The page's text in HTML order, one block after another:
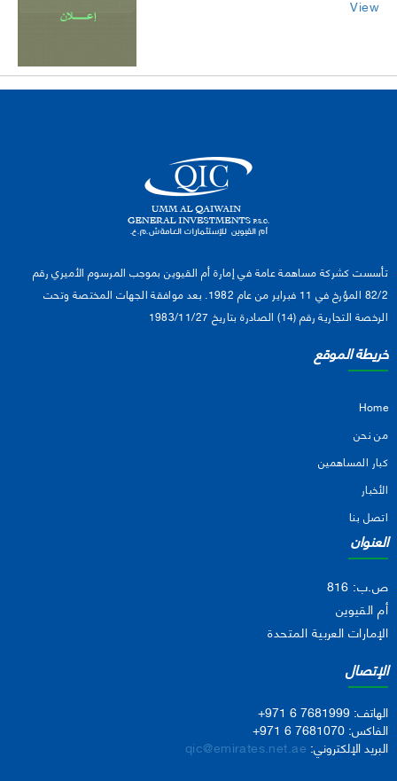
View
تأسست كشركة مساهمة عامة في إمارة أم القيوين بموجب المرسوم الأميري رقم
82/2 المؤرخ في 11 فبراير من عام 1982. بعد موافقة الجهات المختصة وتحت
الرخصة التجارية رقم (14) الصادرة بتاريخ 1983/11/27
خريطة الموقع
Home
من نحن
كبار المساهمين
الأخبار
اتصل بنا
العنوان
ص.ب: 816
أم القيوين
الإمارات العربية المتحدة
الإتصال
الهاتف: +971 6 7681999
الفاكس: +971 6 7681070
البريد الإلكتروني: qic@emirates.net.ae